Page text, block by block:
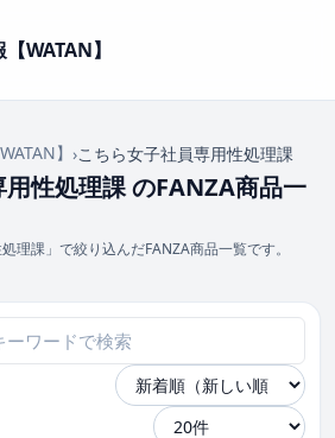
WATAN】
】 ›こちら女子社員専用性処理課
性処理課 のFANZA商品一
理課」で絞り込んだFANZA商品一覧です。